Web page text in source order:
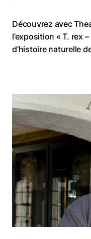
Découvrez avec
l’exposition « T. rex
d’histoire naturelle